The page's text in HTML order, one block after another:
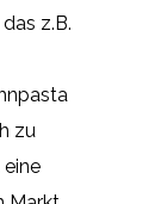
z.B.
zu